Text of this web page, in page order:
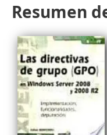
Resumen